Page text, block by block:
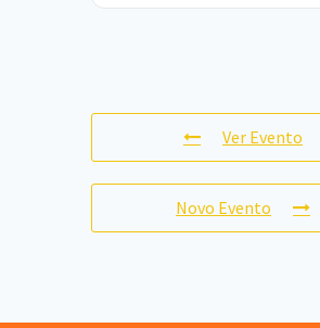
Ver Evento
Novo Evento